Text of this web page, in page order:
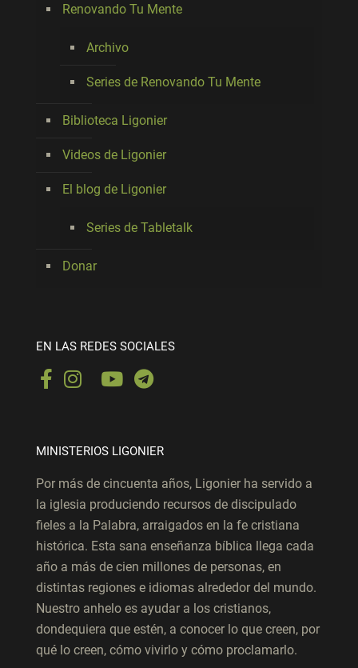
Renovando Tu Mente
Archivo
Series de Renovando Tu Mente
Biblioteca Ligonier
Videos de Ligonier
El blog de Ligonier
Series de Tabletalk
Donar
EN LAS REDES SOCIALES
MINISTERIOS LIGONIER
Por más de cincuenta años, Ligonier ha servido a
la iglesia produciendo recursos de discipulado
fieles a la Palabra, arraigados en la fe cristiana
histórica. Esta sana enseñanza bíblica llega cada
año a más de cien millones de personas, en
distintas regiones e idiomas alrededor del mundo.
Nuestro anhelo es ayudar a los cristianos,
dondequiera que estén, a conocer lo que creen, por
qué lo creen, cómo vivirlo y cómo proclamarlo.